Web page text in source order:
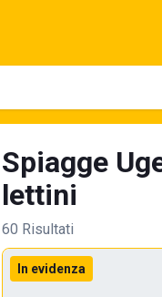
Spiagge
lettini
60 Risultati
In evidenza